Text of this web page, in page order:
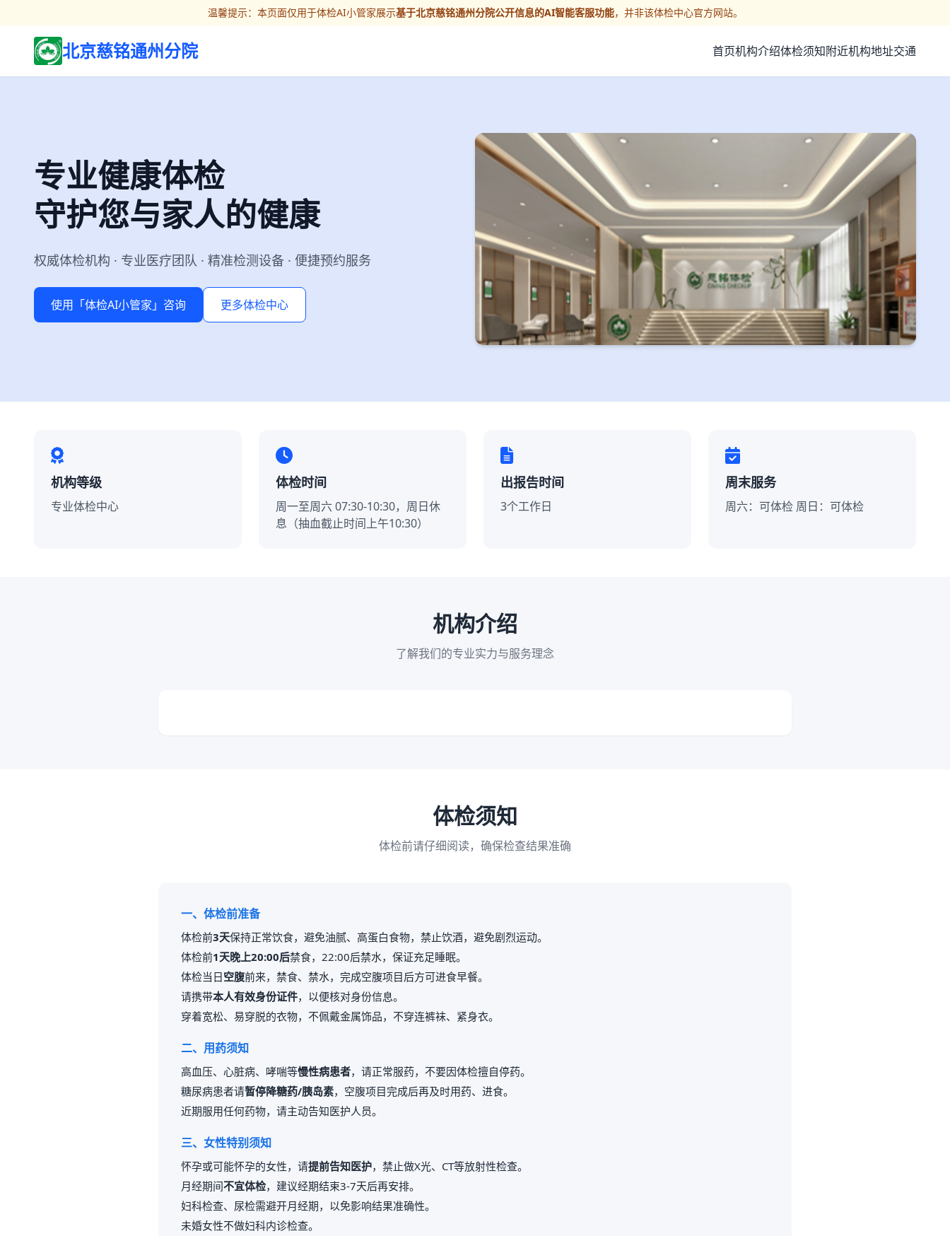
温馨提示：本页面仅用于体检AI小管家展示基于北京慈铭通州分院公开信息的AI智能客服功能，并非该体检中心官方网站。
北京慈铭通州分院 首页机构介绍体检须知附近机构地址交通
专业健康体检
守护您与家人的健康
权威体检机构 · 专业医疗团队 · 精准检测设备 · 便捷预约服务
使用「体检AI小管家」咨询 更多体检中心
机构等级
专业体检中心
体检时间
周一至周六 07:30-10:30，周日休
息（抽血截止时间上午10:30）
出报告时间
3个工作日
周末服务
周六：可体检 周日：可体检
机构介绍
了解我们的专业实力与服务理念
体检须知
体检前请仔细阅读，确保检查结果准确
一、体检前准备
体检前3天保持正常饮食，避免油腻、高蛋白食物，禁止饮酒，避免剧烈运动。
体检前1天晚上20:00后禁食，22:00后禁水，保证充足睡眠。
体检当日空腹前来，禁食、禁水，完成空腹项目后方可进食早餐。
请携带本人有效身份证件，以便核对身份信息。
穿着宽松、易穿脱的衣物，不佩戴金属饰品，不穿连裤袜、紧身衣。
二、用药须知
高血压、心脏病、哮喘等慢性病患者，请正常服药，不要因体检擅自停药。
糖尿病患者请暂停降糖药/胰岛素，空腹项目完成后再及时用药、进食。
近期服用任何药物，请主动告知医护人员。
三、女性特别须知
怀孕或可能怀孕的女性，请提前告知医护，禁止做X光、CT等放射性检查。
月经期间不宜体检，建议经期结束3-7天后再安排。
妇科检查、尿检需避开月经期，以免影响结果准确性。
未婚女性不做妇科内诊检查。